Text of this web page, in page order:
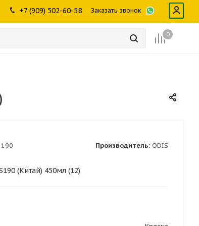
+7 (909) 502-60-58 Заказать звонок
0
скребки,
190 Производитель: ODIS
(Китай) 450мл (12)